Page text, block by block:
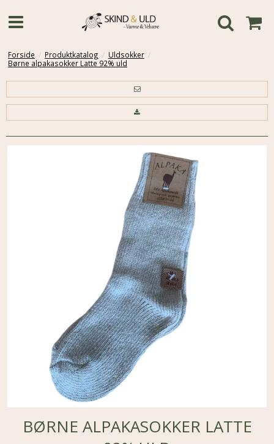
Forside / Produktkatalog / Uldsokker /
Børne alpakasokker Latte 92% uld
BØRNE ALPAKASOKKER LATTE